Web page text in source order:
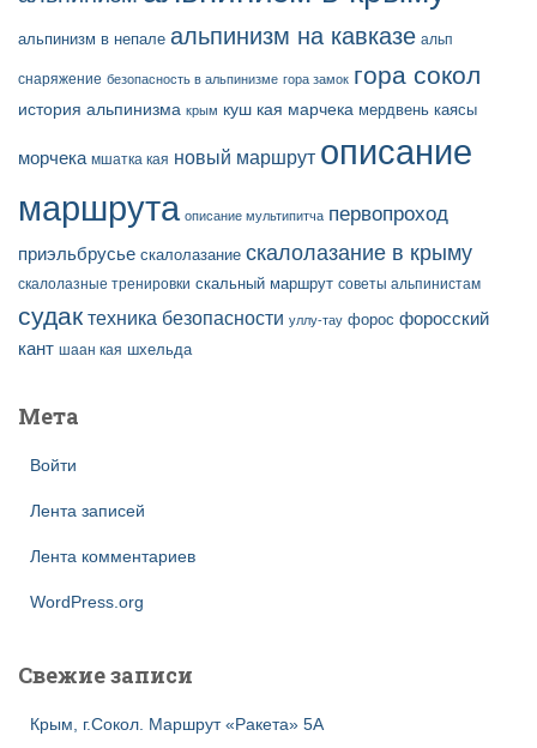
альпинизм в непале альпинизм на кавказе альп
снаряжение безопасность в альпинизме гора замок гора сокол
история альпинизма крым куш кая марчека мердвень каясы
морчека мшатка кая новый маршрут описание
маршрута описание мультипитча первопроход
приэльбрусье скалолазание скалолазание в крыму
скалолазные тренировки скальный маршрут советы альпинистам
судак техника безопасности уллу-тау форос форосский
кант шаан кая шхельда
Мета
Войти
Лента записей
Лента комментариев
WordPress.org
Свежие записи
Крым, г.Сокол. Маршрут «Ракета» 5А